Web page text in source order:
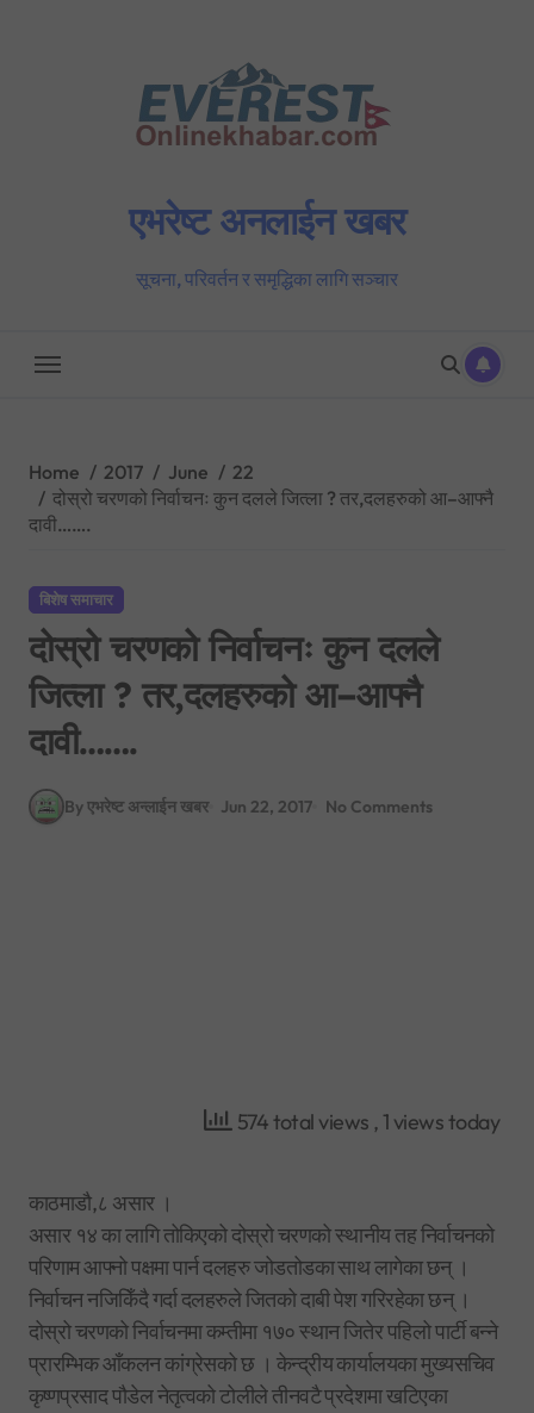
एभरेष्ट अनलाईन खबर
सूचना, परिवर्तन र समृद्धिका लागि सञ्चार
Home 2017 June
22
दोस्रो चरणको निर्वाचनः कुन दलले जित्ला ? तर,दलहरुको आ–आफ्नै
दावी…….
बिशेष समाचार
दोस्रो चरणको निर्वाचनः कुन दलले
जित्ला ? तर,दलहरुको आ–आफ्नै
दावी…….
By एभरेष्ट अन्लाईन खबर Jun 22, 2017 No Comments
574 total views , 1 views today
काठमाडौ,८ असार ।
असार १४ का लागि तोकिएको दोस्रो चरणको स्थानीय तह निर्वाचनको
परिणाम आफ्नो पक्षमा पार्न दलहरु जोडतोडका साथ लागेका छन् ।
निर्वाचन नजिकिँदै गर्दा दलहरुले जितको दाबी पेश गरिरहेका छन् ।
दोस्रो चरणको निर्वाचनमा कम्तीमा १७० स्थान जितेर पहिलो पार्टी बन्ने
प्रारम्भिक आँकलन कांग्रेसको छ । केन्द्रीय कार्यालयका मुख्यसचिव
कृष्णप्रसाद पौडेल नेतृत्वको टोलीले तीनवटै प्रदेशमा खटिएका